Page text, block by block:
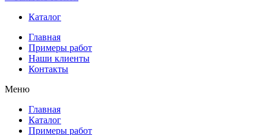
Каталог
Главная
Примеры работ
Наши клиенты
Контакты
Меню
Главная
Каталог
Примеры работ